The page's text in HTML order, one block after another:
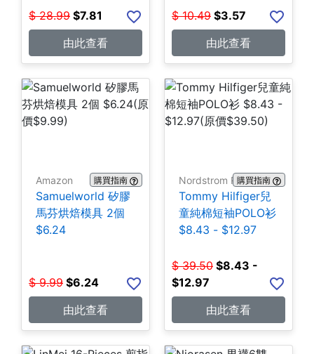
$ 28.99 $7.81
由此查看
$ 10.49 $3.57
由此查看
Amazon 購買指南
Samuelworld 矽膠
馬芬烘焙模具 2個
$6.24
$ 9.99 $6.24
由此查看
Nordstrom Rack購買指南
Tommy Hilfiger兒
童純棉短袖POLO衫
$8.43 - $12.97
$ 39.50 $8.43 -
$12.97
由此查看